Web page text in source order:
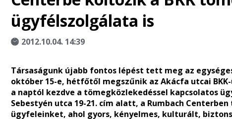
ügyfélszolgálata is
2012.10.04. 14:39
Társaságunk újabb fontos lépést tett meg az
október 15-e, hétfőtől megszűnik az Akácfa utcai
a naptól kezdve a tömegközlekedéssel kapcsolatos
Sebestyén utca 19-21. cím alatt, a Rumbach
ügyfeleinket, ahol gyors, kényelmes, kulturált,